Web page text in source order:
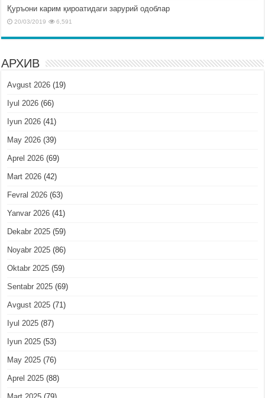
Қуръони карим қироатидаги зарурий одоблар
20/03/2019 6,591
АРХИВ
Avgust 2026 (19)
Iyul 2026 (66)
Iyun 2026 (41)
May 2026 (39)
Aprel 2026 (69)
Mart 2026 (42)
Fevral 2026 (63)
Yanvar 2026 (41)
Dekabr 2025 (59)
Noyabr 2025 (86)
Oktabr 2025 (59)
Sentabr 2025 (69)
Avgust 2025 (71)
Iyul 2025 (87)
Iyun 2025 (53)
May 2025 (76)
Aprel 2025 (88)